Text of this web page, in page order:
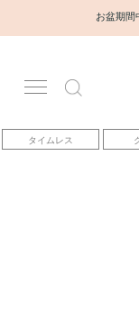
お盆期間
タイムレス
アカウント
アイテム